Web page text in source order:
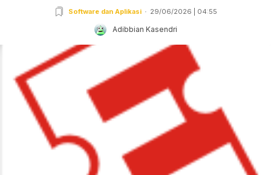
Software dan Aplikasi 29/06/2026 | 04:55
Adibbian Kasendri